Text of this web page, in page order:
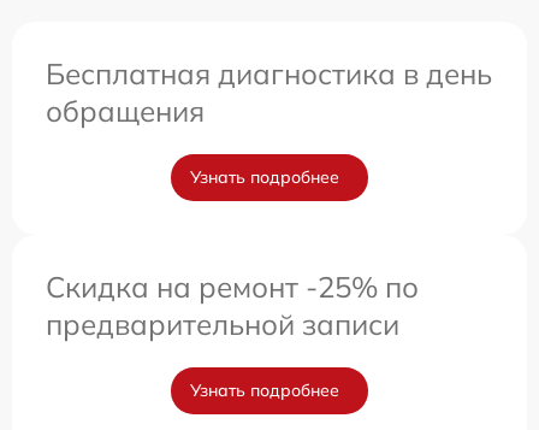
Бесплатная диагностика в день
обращения
Узнать подробнее
Скидка на ремонт -25% по
предварительной записи
Узнать подробнее